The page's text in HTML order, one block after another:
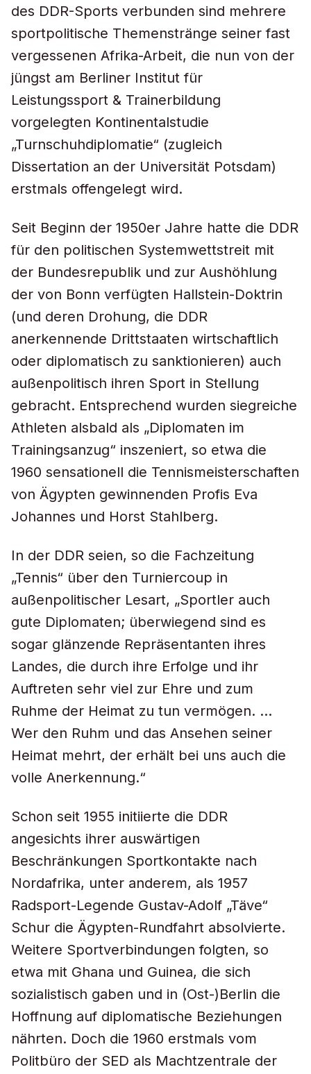
des DDR-Sports verbunden sind mehrere
sportpolitische Themenstränge seiner fast
vergessenen Afrika-Arbeit, die nun von der
jüngst am Berliner Institut für
Leistungssport & Trainerbildung
vorgelegten Kontinentalstudie
„Turnschuhdiplomatie“ (zugleich
Dissertation an der Universität Potsdam)
erstmals offengelegt wird.
Seit Beginn der 1950er Jahre hatte die DDR
für den politischen Systemwettstreit mit
der Bundesrepublik und zur Aushöhlung
der von Bonn verfügten Hallstein-Doktrin
(und deren Drohung, die DDR
anerkennende Drittstaaten wirtschaftlich
oder diplomatisch zu sanktionieren) auch
außenpolitisch ihren Sport in Stellung
gebracht. Entsprechend wurden siegreiche
Athleten alsbald als „Diplomaten im
Trainingsanzug“ inszeniert, so etwa die
1960 sensationell die Tennismeisterschaften
von Ägypten gewinnenden Profis Eva
Johannes und Horst Stahlberg.
In der DDR seien, so die Fachzeitung
„Tennis“ über den Turniercoup in
außenpolitischer Lesart, „Sportler auch
gute Diplomaten; überwiegend sind es
sogar glänzende Repräsentanten ihres
Landes, die durch ihre Erfolge und ihr
Auftreten sehr viel zur Ehre und zum
Ruhme der Heimat zu tun vermögen. …
Wer den Ruhm und das Ansehen seiner
Heimat mehrt, der erhält bei uns auch die
volle Anerkennung.“
Schon seit 1955 initiierte die DDR
angesichts ihrer auswärtigen
Beschränkungen Sportkontakte nach
Nordafrika, unter anderem, als 1957
Radsport-Legende Gustav-Adolf „Täve“
Schur die Ägypten-Rundfahrt absolvierte.
Weitere Sportverbindungen folgten, so
etwa mit Ghana und Guinea, die sich
sozialistisch gaben und in (Ost-)Berlin die
Hoffnung auf diplomatische Beziehungen
nährten. Doch die 1960 erstmals vom
Politbüro der SED als Machtzentrale der